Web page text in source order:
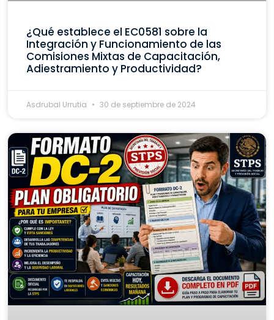
¿Qué establece el EC0581 sobre la
Integración y Funcionamiento de las
Comisiones Mixtas de Capacitación,
Adiestramiento y Productividad?
Asdrubal Urrutia 30 de septiembre de 2024